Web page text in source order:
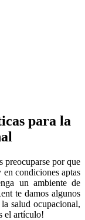
para la
preocuparse por que
en condiciones aptas
un ambiente de
te damos algunos
salud ocupacional,
el artículo!